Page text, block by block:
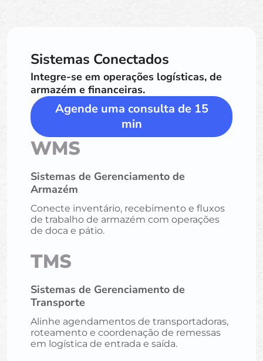
Sistemas Conectados
Integre-se em operações logísticas, de
armazém e financeiras.
Agende uma consulta de 15
min
WMS
Sistemas de Gerenciamento de
Armazém
Conecte inventário, recebimento e fluxos
de trabalho de armazém com operações
de doca e pátio.
TMS
Sistemas de Gerenciamento de
Transporte
Alinhe agendamentos de transportadoras,
roteamento e coordenação de remessas
em logística de entrada e saída.